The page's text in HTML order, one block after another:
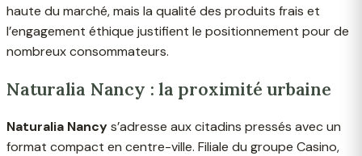
haute du marché, mais la qualité des produits frais et
l’engagement éthique justifient le positionnement pour de
nombreux consommateurs.
Naturalia Nancy : la proximité urbaine
Naturalia Nancys’adresse aux citadins pressés avec un
format compact en centre-ville. Filiale du groupe Casino,